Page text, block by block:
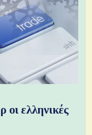
οι ελληνικές